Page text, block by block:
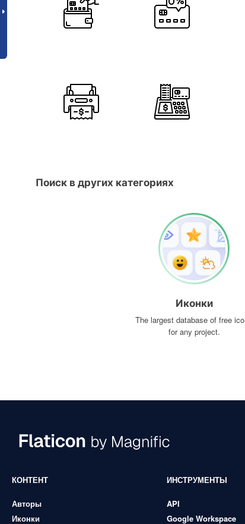
Поиск в других категориях
Иконки
The largest database of free
for any project.
КОНТЕНТ
Авторы
Иконки
ИНСТРУМЕНТЫ
API
Google Workspace